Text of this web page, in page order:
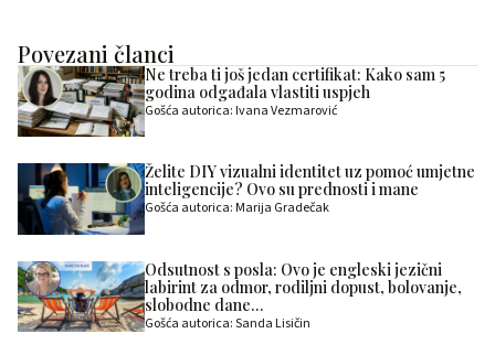
Povezani članci
Ne treba ti još jedan certifikat: Kako sam 5
godina odgađala vlastiti uspjeh
Gošća autorica: Ivana Vezmarović
Želite DIY vizualni identitet uz pomoć umjetne
inteligencije? Ovo su prednosti i mane
Gošća autorica: Marija Gradečak
Odsutnost s posla: Ovo je engleski jezični
labirint za odmor, rodiljni dopust, bolovanje,
slobodne dane…
Gošća autorica: Sanda Lisičin